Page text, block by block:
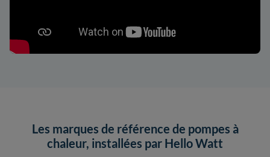
Les marques de référence de pompes à
chaleur, installées par Hello Watt